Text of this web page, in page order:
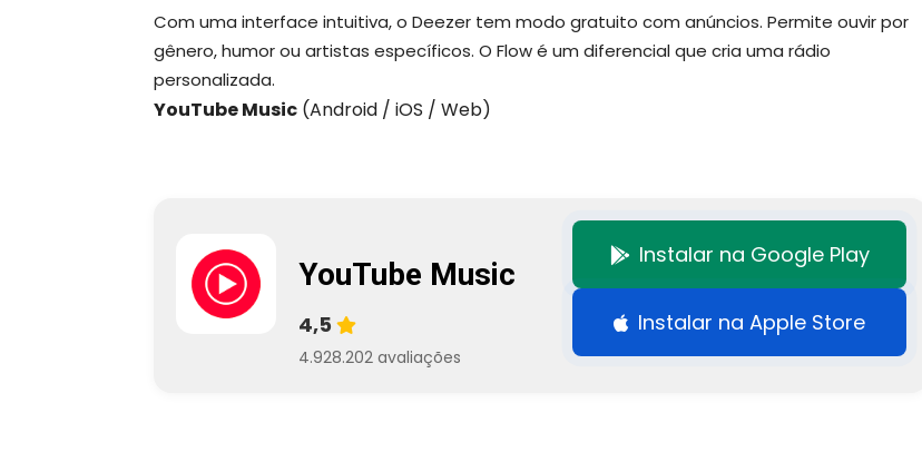
Com uma interface intuitiva, o Deezer tem modo gratuito com anúncios. Permite ouvir por
gênero, humor ou artistas específicos. O Flow é um diferencial que cria uma rádio
personalizada.
YouTube Music (Android / iOS / Web)
YouTube Music
4,5
4.928.202 avaliações
Instalar na Google Play
Instalar na Apple Store